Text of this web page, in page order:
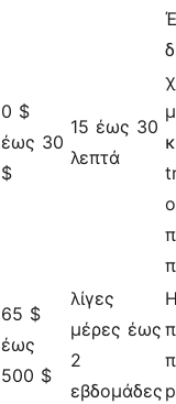
0 $
έως 30
$
15 έως 30
λεπτά
65 $
έως
500 $
λίγες
μέρες έως
2
εβδομάδες